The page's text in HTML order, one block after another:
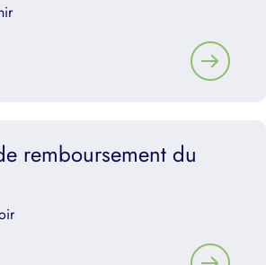
remboursement du